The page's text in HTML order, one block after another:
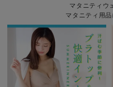
マタニティウ
マタニティ用